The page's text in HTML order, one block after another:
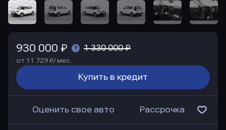
930 000 ₽ 1 330 000 ₽
от 11 729 ₽/ мес.
Купить в кредит
Оценить свое авто Рассрочка